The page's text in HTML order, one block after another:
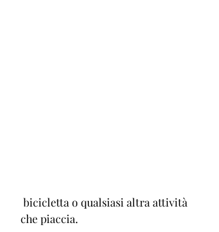
che piaccia.